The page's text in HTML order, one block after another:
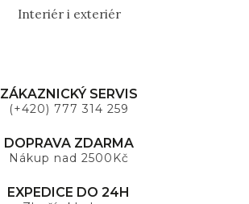
Interiér i exteriér
ZÁKAZNICKÝ SERVIS
(+420) 777 314 259
DOPRAVA ZDARMA
Nákup nad 2500Kč
EXPEDICE DO 24H